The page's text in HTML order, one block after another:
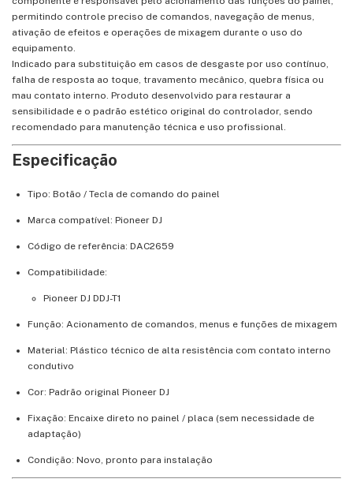
permitindo controle preciso de comandos, navegação de menus,
ativação de efeitos e operações de mixagem durante o uso do
equipamento.
Indicado para substituição em casos de desgaste por uso contínuo,
falha de resposta ao toque, travamento mecânico, quebra física ou
mau contato interno. Produto desenvolvido para restaurar a
sensibilidade e o padrão estético original do controlador, sendo
recomendado para manutenção técnica e uso profissional.
Especificação
Tipo: Botão / Tecla de comando do painel
Marca compatível: Pioneer DJ
Código de referência: DAC2659
Compatibilidade:
Pioneer DJ DDJ-T1
Função: Acionamento de comandos, menus e funções de mixagem
Material: Plástico técnico de alta resistência com contato interno
condutivo
Cor: Padrão original Pioneer DJ
Fixação: Encaixe direto no painel / placa (sem necessidade de
adaptação)
Condição: Novo, pronto para instalação